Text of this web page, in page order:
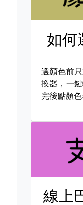
如何
選顏色前
換器，一
完後點顏
線上